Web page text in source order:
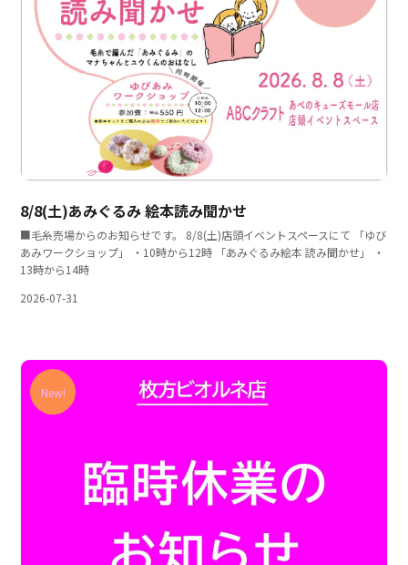
2026-07-31
8/8(土)あみぐるみ 絵本読み聞かせ
■毛糸売場からのお知らせです。 8/8(土)店頭イベントスペースにて 「ゆび
あみワークショップ」 ・10時から12時 「あみぐるみ絵本 読み聞かせ」 ・
13時から14時
New!